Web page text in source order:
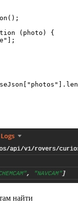
(photo) {
найти